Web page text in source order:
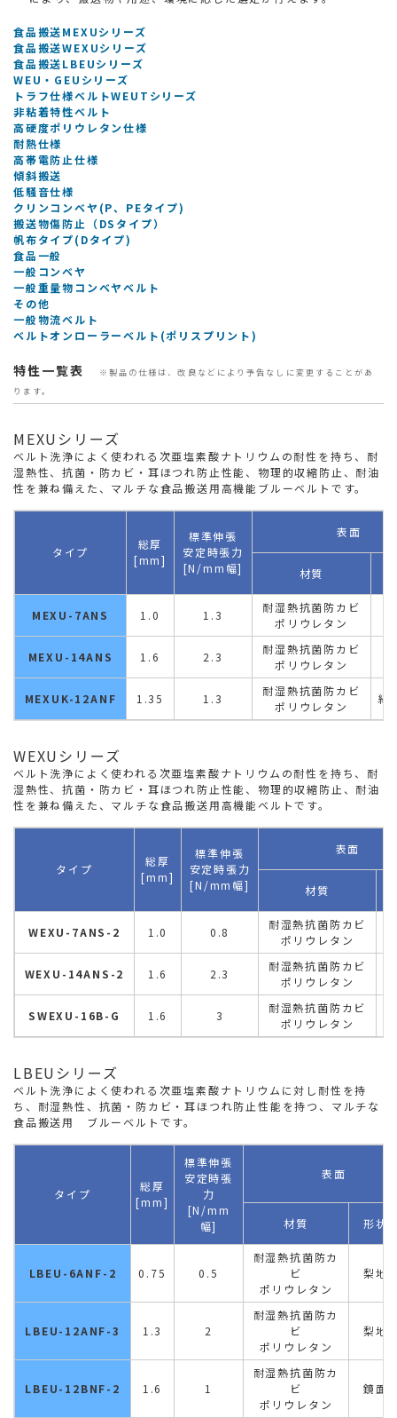
食品搬送MEXUシリーズ
食品搬送WEXUシリーズ
食品搬送LBEUシリーズ
WEU・GEUシリーズ
トラフ仕様ベルトWEUTシリーズ
非粘着特性ベルト
高硬度ポリウレタン仕様
耐熱仕様
高帯電防止仕様
傾斜搬送
低騒音仕様
クリンコンベヤ(P、PEタイプ)
搬送物傷防止（DSタイプ）
帆布タイプ(Dタイプ)
食品一般
一般コンベヤ
一般重量物コンベヤベルト
その他
一般物流ベルト
ベルトオンローラーベルト(ポリスプリント)
特性一覧表
※製品の仕様は、改良などにより予告なしに変更することがあ
ります。
MEXUシリーズ
ベルト洗浄によく使われる次亜塩素酸ナトリウムの耐性を持ち、耐
湿熱性、抗菌・防カビ・耳ほつれ防止性能、物理的収縮防止、耐油
性を兼ね備えた、マルチな食品搬送用高機能ブルーベルトです。
タイプ
総厚
[mm]
標準伸張
安定時張力
[N/mm幅]
表面
材質
MEXU-7ANS 1.0 1.3
耐湿熱抗菌防カビ
ポリウレタン
MEXU-14ANS 1.6 2.3
耐湿熱抗菌防カビ
ポリウレタン
MEXUK-12ANF 1.35 1.3
耐湿熱抗菌防カビ
ポリウレタン
絹
WEXUシリーズ
ベルト洗浄によく使われる次亜塩素酸ナトリウムの耐性を持ち、耐
湿熱性、抗菌・防カビ・耳ほつれ防止性能、物理的収縮防止、耐油
性を兼ね備えた、マルチな食品搬送用高機能ベルトです。
タイプ
総厚
[mm]
標準伸張
安定時張力
[N/mm幅]
表面
材質
WEXU-7ANS-2 1.0 0.8
耐湿熱抗菌防カビ
ポリウレタン
WEXU-14ANS-2 1.6 2.3
耐湿熱抗菌防カビ
ポリウレタン
SWEXU-16B-G 1.6 3
耐湿熱抗菌防カビ
ポリウレタン
LBEUシリーズ
ベルト洗浄によく使われる次亜塩素酸ナトリウムに対し耐性を持
ち、耐湿熱性、抗菌・防カビ・耳ほつれ防止性能を持つ、マルチな
食品搬送用 ブルーベルトです。
タイプ
総厚
[mm]
標準伸張
安定時張
力
[N/mm
幅]
表面
材質 形状
LBEU-6ANF-2 0.75 0.5
耐湿熱抗菌防カ
ビ
ポリウレタン
梨地
LBEU-12ANF-3 1.3 2
耐湿熱抗菌防カ
ビ
ポリウレタン
梨地
LBEU-12BNF-2 1.6 1
耐湿熱抗菌防カ
ビ
ポリウレタン
鏡面